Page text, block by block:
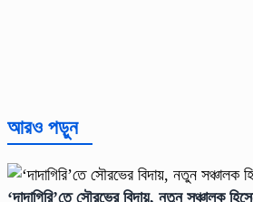
আরও পড়ুন
‘দাদাগিরি’তে সৌরভের বিদায়, নতুন সঞ্চালক